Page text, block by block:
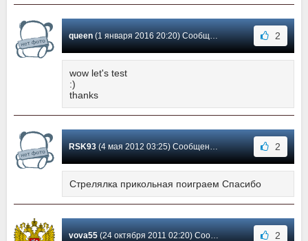
queen(1 января 2016 20:20) Сообщение #4 2
wow let's test
:)
thanks
RSK93(4 мая 2012 03:25) Сообщение #3 2
Стрелялка прикольная поиграем Спасибо
vova55(24 октября 2011 02:20) Сообщение #2 2